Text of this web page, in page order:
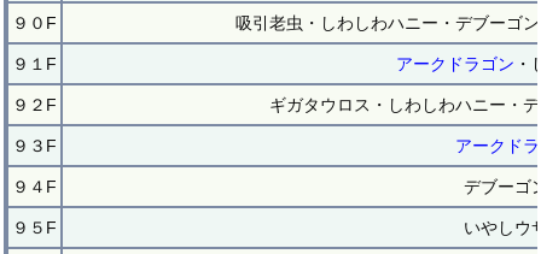
９０F 吸引老虫・しわしわハニー・デブーゴ
９１F アークドラゴン
９２F ギガタウロス・しわしわハニー・
９３F アークド
９４F デブーゴ
９５F いやしウ